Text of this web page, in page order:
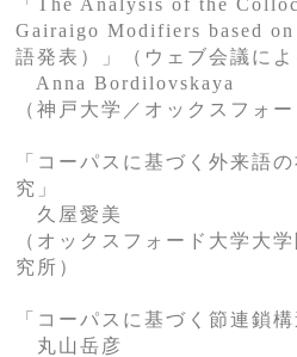
「The Analysis of the
Gairaigo Modifiers based
語発表）」（ウェブ会議に
Anna Bordilovskaya
（神戸大学／オックスフォ
「コーパスに基づく外来語
究」
久屋愛美
（オックスフォード大学大
究所）
「コーパスに基づく節連鎖
丸山岳彦